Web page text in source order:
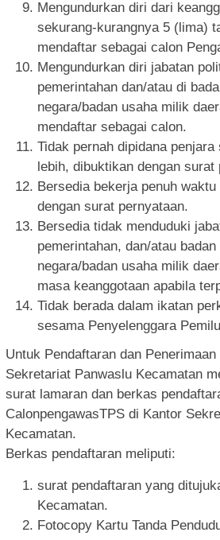
Mengundurkan diri dari
sekurang-kurangnya 5 (lima)
mendaftar sebagai calon
Mengundurkan diri jabatan
pemerintahan dan/atau di
negara/badan usaha milik
mendaftar sebagai calon.
Tidak pernah dipidana
lebih, dibuktikan dengan surat
Bersedia bekerja penuh
dengan surat pernyataan.
Bersedia tidak menduduki
pemerintahan, dan/atau
negara/badan usaha milik
masa keanggotaan apabila
Tidak berada dalam ikatan
sesama Penyelenggara
Untuk Pendaftaran dan
Sekretariat Panwaslu Kecamatan
surat lamaran dan berkas
CalonpengawasTPS di Kantor
Kecamatan.
Berkas pendaftaran meliputi:
surat pendaftaran yang
Kecamatan.
Fotocopy Kartu Tanda